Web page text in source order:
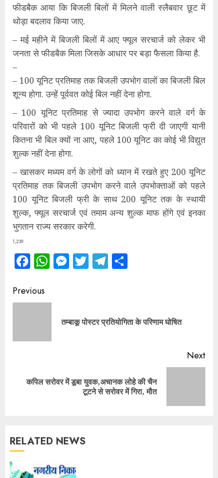
फीडबैक आया कि बिजली बिलों में मिलने वाली स्लैबवार छूट में
थोड़ा बदलाव किया जाए.
– मई महीने में बिजली बिलों में आए फ्यूल सरचार्ज को लेकर भी
जनता से फीडबैक मिला जिसके आधार पर बड़ा फैसला किया है.
–
– 100 यूनिट प्रतिमाह तक बिजली उपभोग वालों का बिजली बिल
शून्य होगा. उन्हें पूर्ववत कोई बिल नहीं देना होगा.
– 100 यूनिट प्रतिमाह से ज्यादा उपभोग करने वाले वर्ग के
परिवारों को भी पहले 100 यूनिट बिजली फ्री दी जाएगी यानी
कितना भी बिल क्यों ना आए, पहले 100 यूनिट का कोई भी विद्युत
शुल्क नहीं देना होगा.
– खासकर मध्यम वर्ग के लोगों को ध्यान में रखते हुए 200 यूनिट
प्रतिमाह तक बिजली उपभोग करने वाले उपभोक्ताओं को पहले
100 यूनिट बिजली फ्री के साथ 200 यूनिट तक के स्थायी
शुल्क, फ्यूल सरचार्ज एवं तमाम अन्य शुल्क माफ होंगे एवं इनका
भुगतान राज्य सरकार करेगी.
1,239
Facebook
WhatsApp
Messenger
TwitterTelegram
Continue
Reading
Previous
तम्बाकू पोस्टर प्रतियोगिता के परिणाम घोषित
Next
Nextकपिल सरोवर में डूबा युवक,अचानक लोहे की चैन
टूटने से सरोवर में गिरा, मौत
RELATED NEWS